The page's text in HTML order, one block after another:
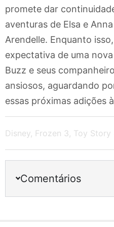
promete dar
aventuras de Elsa e
Arendelle. Enquanto
expectativa de uma
Buzz e seus
ansiosos, aguardando
essas próximas adições
Disney Frozen 3 Toy Story
Comentários